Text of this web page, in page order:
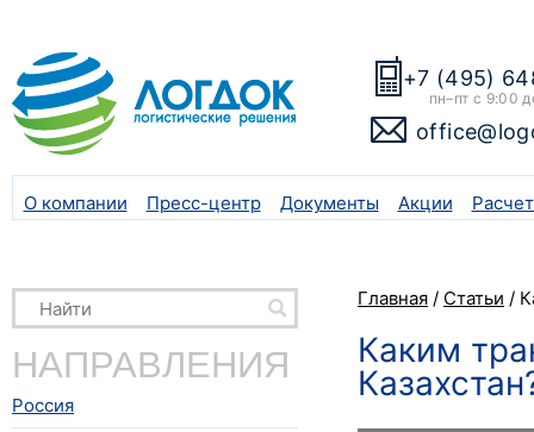
+7 (495)
пн–пт с 9:00
О компании Пресс-центр Документы Акции
НАПРАВЛЕНИЯ
Россия
Главная / Статьи /
Каким